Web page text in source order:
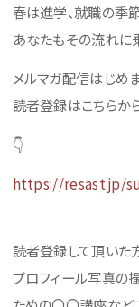
春は進学、就職の季
あなたもその流れに乗
メルマガ配信はじめ
読者登録はこちらか
👇
https://resast.jp/
読者登録して頂いた
プロフィール写真の